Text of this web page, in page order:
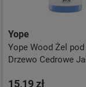
Yope
Yope Wood Żel
Drzewo Cedrowe
15,19 zł